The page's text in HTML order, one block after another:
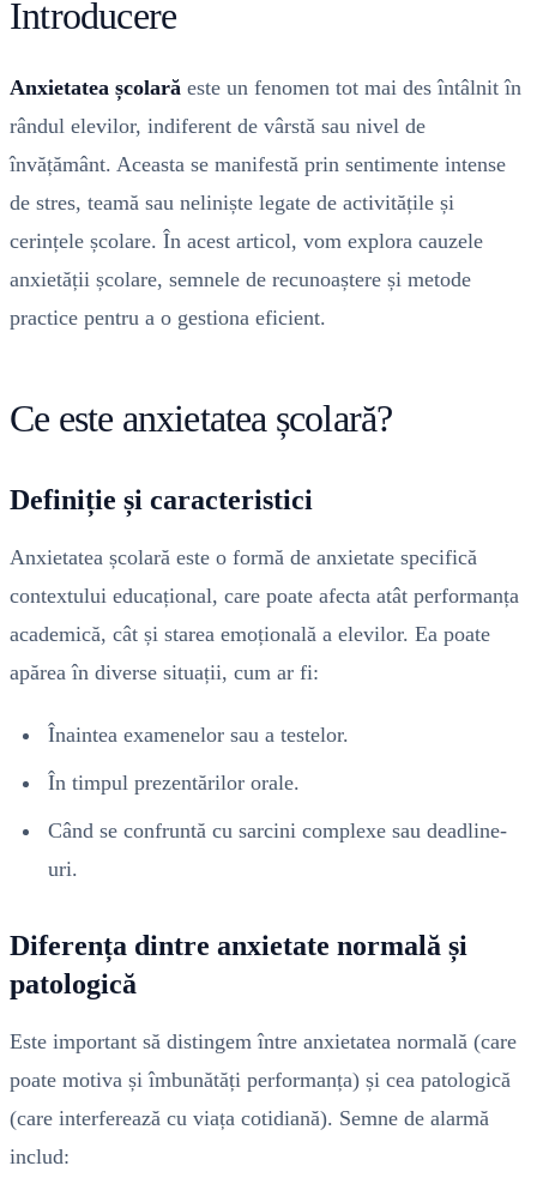
Introducere
Anxietatea școlară este un fenomen tot mai des întâlnit în
rândul elevilor, indiferent de vârstă sau nivel de
învățământ. Aceasta se manifestă prin sentimente intense
de stres, teamă sau neliniște legate de activitățile și
cerințele școlare. În acest articol, vom explora cauzele
anxietății școlare, semnele de recunoaștere și metode
practice pentru a o gestiona eficient.
Ce este anxietatea școlară?
Definiție și caracteristici
Anxietatea școlară este o formă de anxietate specifică
contextului educațional, care poate afecta atât performanța
academică, cât și starea emoțională a elevilor. Ea poate
apărea în diverse situații, cum ar fi:
Înaintea examenelor sau a testelor.
În timpul prezentărilor orale.
Când se confruntă cu sarcini complexe sau deadline-
uri.
Diferența dintre anxietate normală și
patologică
Este important să distingem între anxietatea normală (care
poate motiva și îmbunătăți performanța) și cea patologică
(care interferează cu viața cotidiană). Semne de alarmă
includ: